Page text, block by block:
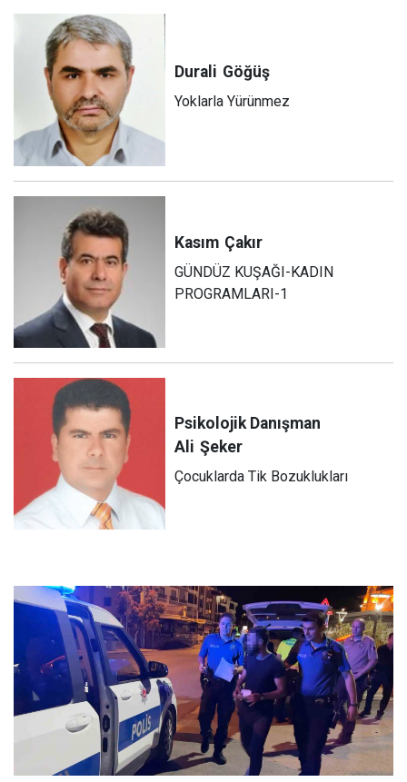
Durali Göğüş
Yoklarla Yürünmez
Kasım Çakır
GÜNDÜZ KUŞAĞI-KADIN
PROGRAMLARI-1
Psikolojik Danışman
Ali Şeker
Çocuklarda Tik Bozuklukları